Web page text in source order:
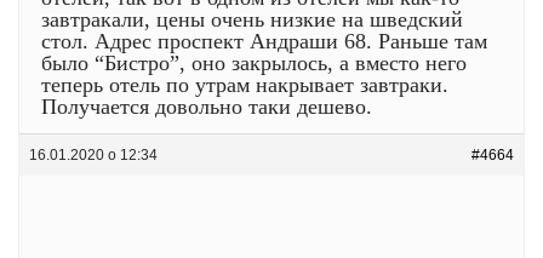
завтракали, цены очень низкие на шведский
стол. Адрес проспект Андраши 68. Раньше там
было “Бистро”, оно закрылось, а вместо него
теперь отель по утрам накрывает завтраки.
Получается довольно таки дешево.
16.01.2020 о 12:34 #4664